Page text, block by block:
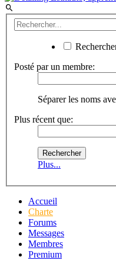
Posté par un membre:
Séparer les noms
Plus récent que:
Plus...
Accueil
Charte
Forums
Messages
Membres
Premium